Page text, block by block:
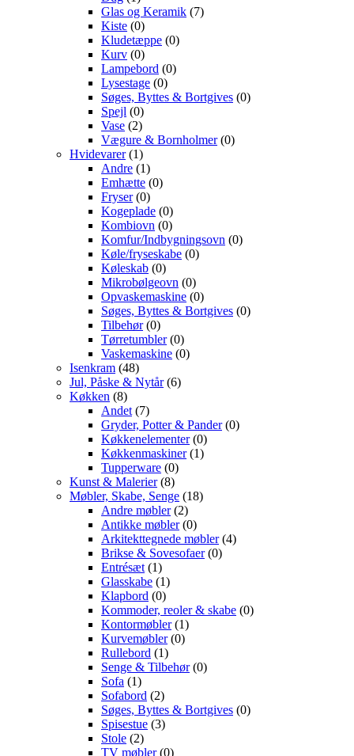
Glas og Keramik (7)
Kiste (0)
Kludetæppe (0)
Kurv (0)
Lampebord (0)
Lysestage (0)
Søges, Byttes & Bortgives (0)
Spejl (0)
Vase (2)
Vægure & Bornholmer(0)
Hvidevarer(1)
Andre (1)
Emhætte (0)
Fryser(0)
Kogeplade (0)
Kombiovn (0)
Komfur/Indbygningsovn (0)
Køle/fryseskabe (0)
Køleskab (0)
Mikrobølgeovn (0)
Opvaskemaskine (0)
Søges, Byttes & Bortgives (0)
Tilbehør(0)
Tørretumbler(0)
Vaskemaskine (0)
Isenkram (48)
Jul, Påske & Nytår(6)
Køkken (8)
Andet (7)
Gryder, Potter & Pander(0)
Køkkenelementer(0)
Køkkenmaskiner(1)
Tupperware (0)
Kunst & Malerier(8)
Møbler, Skabe, Senge (18)
Andre møbler(2)
Antikke møbler(0)
Arkitekttegnede møbler(4)
Brikse & Sovesofaer(0)
Entrésæt (1)
Glasskabe (1)
Klapbord (0)
Kommoder, reoler & skabe (0)
Kontormøbler(1)
Kurvemøbler(0)
Rullebord (1)
Senge & Tilbehør(0)
Sofa (1)
Sofabord (2)
Søges, Byttes & Bortgives (0)
Spisestue (3)
Stole (2)
TV møbler(0)